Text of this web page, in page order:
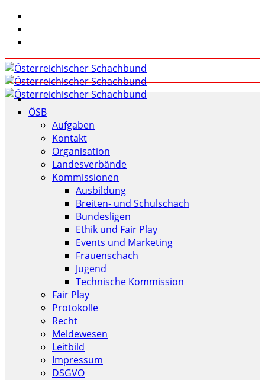
ÖSB
Aufgaben
Kontakt
Organisation
Landesverbände
Kommissionen
Ausbildung
Breiten- und Schulschach
Bundesligen
Ethik und Fair Play
Events und Marketing
Frauenschach
Jugend
Technische Kommission
Fair Play
Protokolle
Recht
Meldewesen
Leitbild
Impressum
DSGVO